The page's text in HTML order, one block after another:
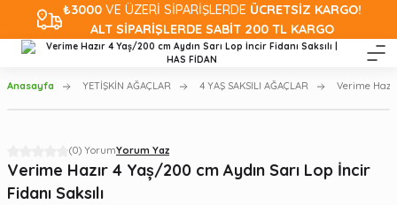
₺3000VE ÜZERİ SİPARİŞLERDE ÜCRETSİZ KARGO!
ALT SİPARİŞLERDE SABİT 200 TL KARGO
Anasayfa YETİŞKİN AĞAÇLAR 4 YAŞ SAKSILI AĞAÇLAR Verime
(0) YorumYorum Yaz
Verime Hazır 4 Yaș/200 cm Aydın Sarı Lop İncir
Fidanı Saksılı